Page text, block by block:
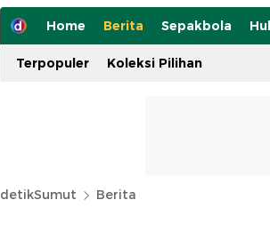
Home Berita Sepakbola
Terpopuler Koleksi Pilihan
detikSumut Berita